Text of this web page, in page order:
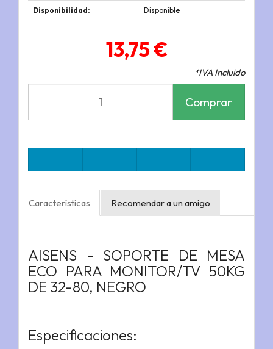
Disponibilidad: Disponible
13,75 €
*IVA Incluido
Comprar
Características Recomendar a un amigo
AISENS - SOPORTE DE MESA
ECO PARA MONITOR/TV 50KG
DE 32-80, NEGRO
Especificaciones: